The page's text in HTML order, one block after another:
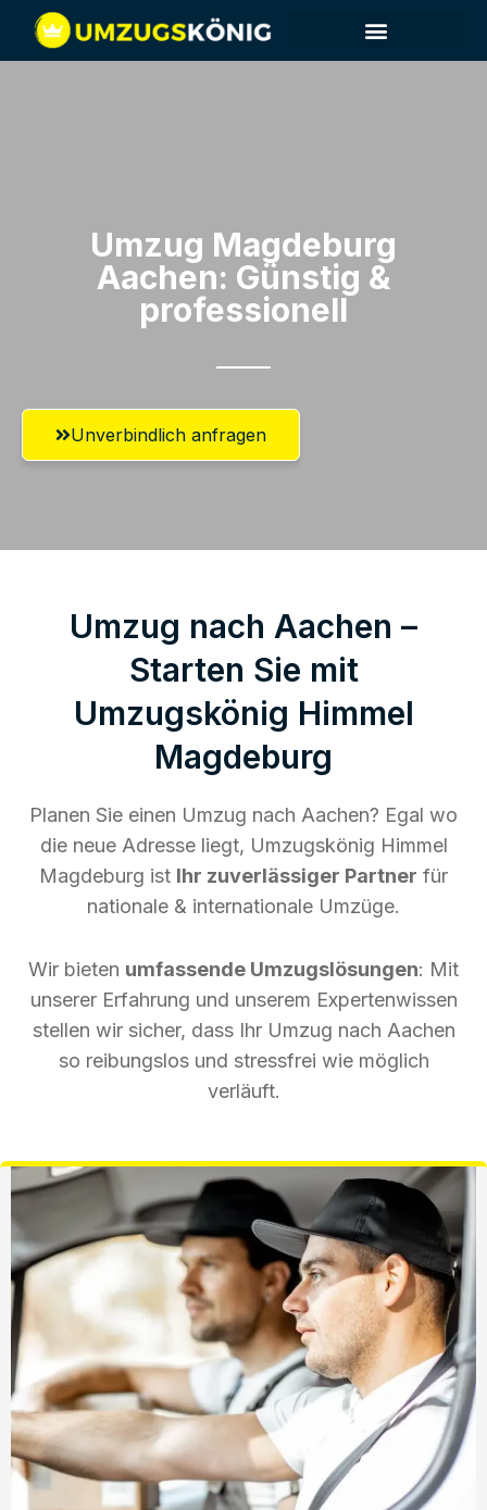
Umzug Magdeburg​
Aachen: Günstig &
professionell​
Unverbindlich anfragen
Umzug nach Aachen –
Starten Sie mit
Umzugskönig Himmel
Magdeburg
Planen Sie einen Umzug nach Aachen? Egal wo
die neue Adresse liegt, Umzugskönig Himmel
Magdeburg ist Ihr zuverlässiger Partner für
nationale & internationale Umzüge.
Wir bieten umfassende Umzugslösungen: Mit
unserer Erfahrung und unserem Expertenwissen
stellen wir sicher, dass Ihr Umzug nach Aachen
so reibungslos und stressfrei wie möglich
verläuft.